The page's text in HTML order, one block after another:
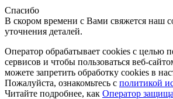
Спасибо
В скором времени с Вами свяжется наш
уточнения деталей.
Оператор обрабатывает cookies с целью
сервисов и чтобы пользоваться веб-
можете запретить обработку сookies в
Пожалуйста, ознакомьтесь с политикой
Читайте подробнее, как Оператор